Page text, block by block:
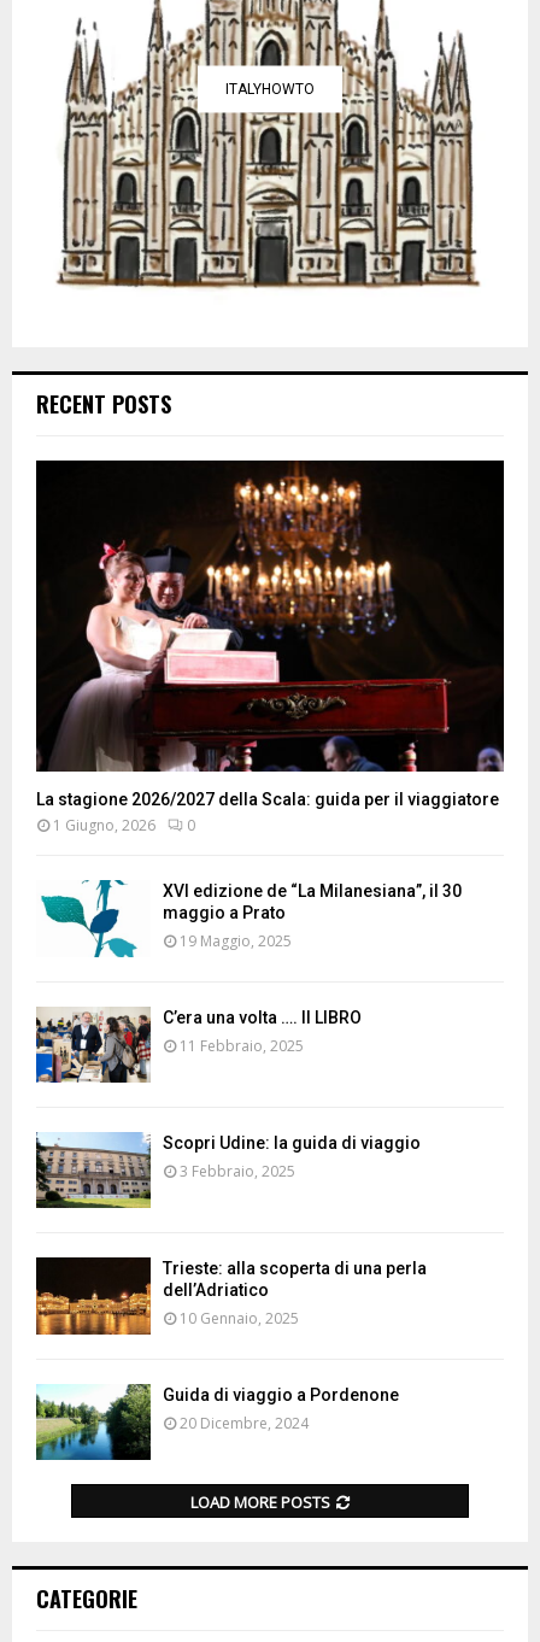
ITALYHOWTO
RECENT POSTS
La stagione 2026/2027 della Scala: guida per il viaggiatore
1 Giugno, 2026 0
XVI edizione de “La Milanesiana”, il 30
maggio a Prato
19 Maggio, 2025
C’era una volta …. Il LIBRO
11 Febbraio, 2025
Scopri Udine: la guida di viaggio
3 Febbraio, 2025
Trieste: alla scoperta di una perla
dell’Adriatico
10 Gennaio, 2025
Guida di viaggio a Pordenone
20 Dicembre, 2024
LOAD MORE POSTS
CATEGORIE